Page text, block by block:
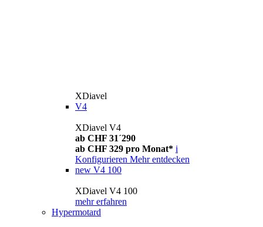
XDiavel
V4
XDiavel V4
ab CHF 31´290
ab CHF 329 pro Monat* i
Konfigurieren Mehr entdecken
new V4 100
XDiavel V4 100
mehr erfahren
Hypermotard